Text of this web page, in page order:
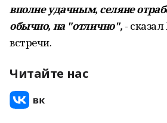
вполне удачным, селяне
обычно, на "отлично", -
встречи.
Читайте нас